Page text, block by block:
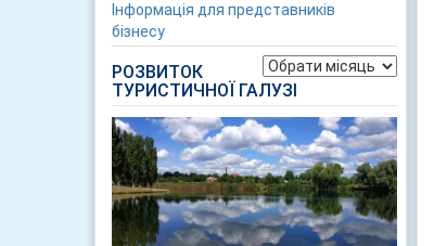
Інформація для представників
бізнесу
Архіви
РОЗВИТОК
ТУРИСТИЧНОЇ ГАЛУЗІ